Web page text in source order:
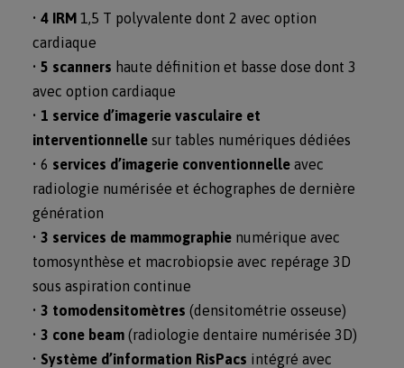
• 4 IRM1,5 T polyvalente dont 2 avec option
cardiaque
• 5 scanners haute définition et basse dose dont 3
avec option cardiaque
• 1 service d’imagerie vasculaire et
interventionnellesur tables numériques dédiées
• 6 services d’imagerie conventionnelleavec
radiologie numérisée et échographes de dernière
génération
• 3 services de mammographienumérique avec
tomosynthèse et macrobiopsie avec repérage 3D
sous aspiration continue
• 3 tomodensitomètres (densitométrie osseuse)
• 3 cone beam(radiologie dentaire numérisée 3D)
• Système d’information RisPacs intégré avec